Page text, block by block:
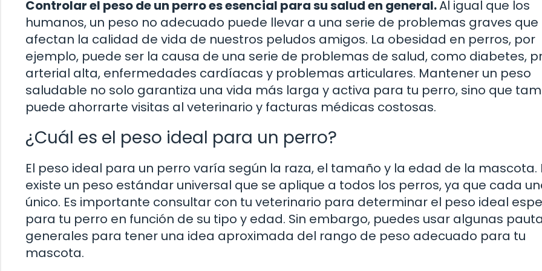
Controlar el peso de un perro es esencial para su salud en general.Al igual que los
humanos, un peso no adecuado puede llevar a una serie de problemas graves que
afectan la calidad de vida de nuestros peludos amigos. La obesidad en perros, por
ejemplo, puede ser la causa de una serie de problemas de salud, como diabetes,
arterial alta, enfermedades cardíacas y problemas articulares. Mantener un peso
saludable no solo garantiza una vida más larga y activa para tu perro, sino que
puede ahorrarte visitas al veterinario y facturas médicas costosas.
¿Cuál es el peso ideal para un perro?
El peso ideal para un perro varía según la raza, el tamaño y la edad de la mascota.
existe un peso estándar universal que se aplique a todos los perros, ya que cada
único. Es importante consultar con tu veterinario para determinar el peso ideal
para tu perro en función de su tipo y edad. Sin embargo, puedes usar algunas
generales para tener una idea aproximada del rango de peso adecuado para tu
mascota.